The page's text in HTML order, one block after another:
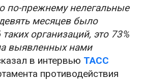
по-прежнему нелегальные
месяцев было
организаций, это 73%
выявленных нами
в интервью ТАСС
противодействия